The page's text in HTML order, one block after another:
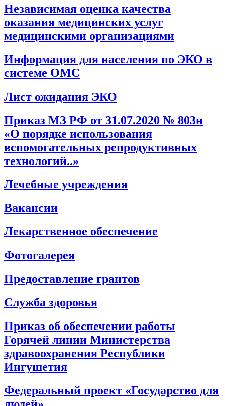
Независимая оценка качества
оказания медицинских услуг
медицинскими организациями
Информация для населения по ЭКО в
системе ОМС
Лист ожидания ЭКО
Приказ МЗ РФ от 31.07.2020 № 803н
«О порядке использования
вспомогательных репродуктивных
технологий..»
Лечебные учреждения
Вакансии
Лекарственное обеспечение
Фотогалерея
Предоставление грантов
Служба здоровья
Приказ об обеспечении работы
Горячей линии Министерства
здравоохранения Республики
Ингушетия
Федеральный проект «Государство для